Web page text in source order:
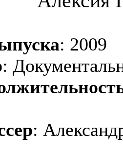
: 2009
:
: